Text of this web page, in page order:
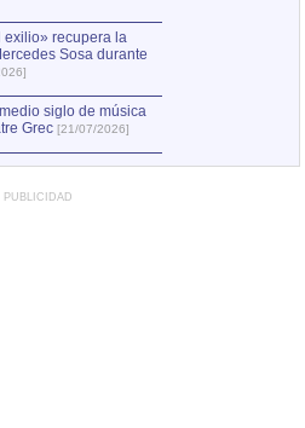
exilio» recupera la
Sosa durante
siglo de música
Grec [21/07/2026]
PUBLICIDAD